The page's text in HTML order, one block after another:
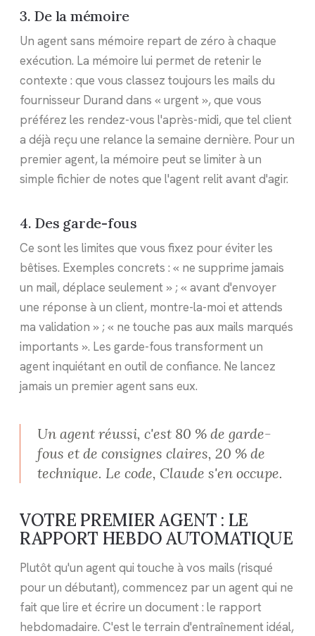
3. De la mémoire
Un agent sans mémoire repart de zéro à chaque
exécution. La mémoire lui permet de retenir le
contexte : que vous classez toujours les mails du
fournisseur Durand dans « urgent », que vous
préférez les rendez-vous l'après-midi, que tel client
a déjà reçu une relance la semaine dernière. Pour un
premier agent, la mémoire peut se limiter à un
simple fichier de notes que l'agent relit avant d'agir.
4. Des garde-fous
Ce sont les limites que vous fixez pour éviter les
bêtises. Exemples concrets : « ne supprime jamais
un mail, déplace seulement » ; « avant d'envoyer
une réponse à un client, montre-la-moi et attends
ma validation » ; « ne touche pas aux mails marqués
importants ». Les garde-fous transforment un
agent inquiétant en outil de confiance. Ne lancez
jamais un premier agent sans eux.
Un agent réussi, c'est 80 % de garde-
fous et de consignes claires, 20 % de
technique. Le code, Claude s'en occupe.
VOTRE PREMIER AGENT : LE
RAPPORT HEBDO AUTOMATIQUE
Plutôt qu'un agent qui touche à vos mails (risqué
pour un débutant), commencez par un agent qui ne
fait que lire et écrire un document : le rapport
hebdomadaire. C'est le terrain d'entraînement idéal,